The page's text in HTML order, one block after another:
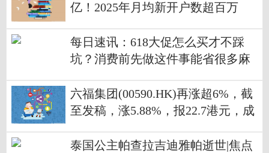
亿！2025年月均新开户数超百万
每日速讯：618大促怎么买才不踩
坑？消费前先做这件事能省很多麻
六福集团(00590.HK)再涨超6%，截
至发稿，涨5.88%，报22.7港元，成
泰国公主帕查拉吉迪雅帕逝世|焦点